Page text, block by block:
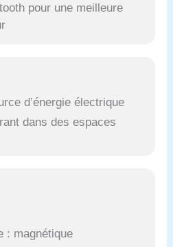
pour une meilleure
d’énergie électrique
dans des espaces
: magnétique